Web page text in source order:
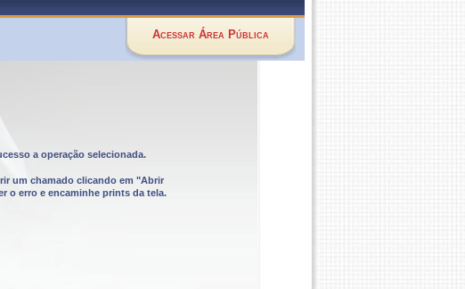
Acessar Área Pública
a operação selecionada.
um chamado clicando em "Abrir
o erro e encaminhe prints da tela.